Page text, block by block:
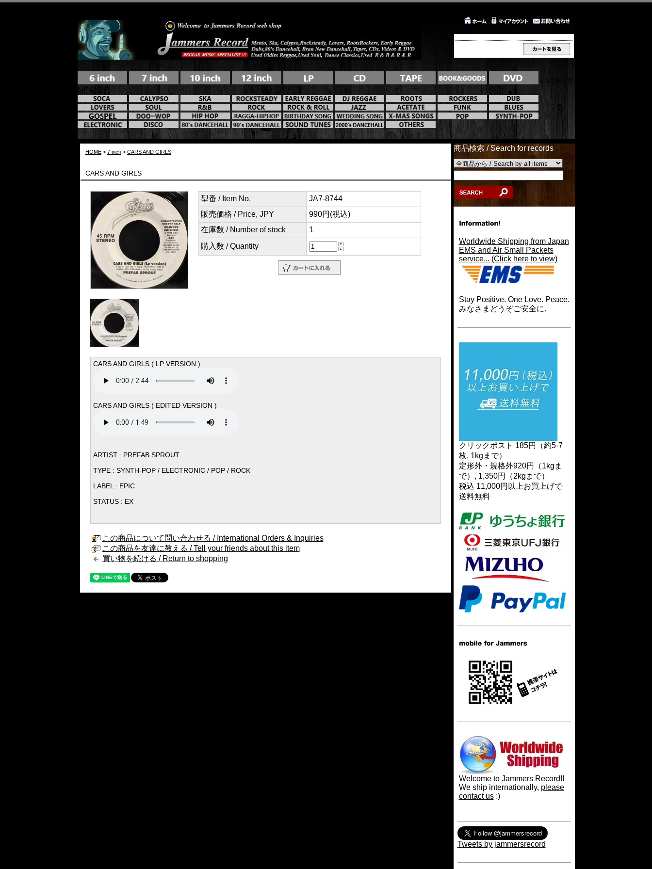
EVENTS
NEWS
HOME> 7 inch> CARS AND GIRLS
CARS AND GIRLS
型番 / Item No.
JA7-8744
販売価格 / Price, JPY
990円(税込)
在庫数 / Number of stock
1
購入数 / Quantity
CARS AND GIRLS ( LP VERSION )
CARS AND GIRLS ( EDITED VERSION )
ARTIST : PREFAB SPROUT
TYPE : SYNTH-POP / ELECTRONIC / POP / ROCK
LABEL : EPIC
STATUS : EX
この商品について問い合わせる / International Orders & Inquiries
この商品を友達に教える / Tell your friends about this item
買い物を続ける / Return to shopping
商品検索 / Search for records
Worldwide Shipping from Japan
EMS and Air Small Packets
service... (Click here to view)
Stay Positive. One Love. Peace.
みなさまどうぞご安全に.
クリックポスト 185円（約5-7
枚, 1kgまで）
定形外・規格外920円（1kgま
で）, 1,350円（2kgまで）
税込 11,000円以上お買上げで
送料無料
Welcome to Jammers Record!!
We ship internationally, please
contact us:)
Tweets by jammersrecord